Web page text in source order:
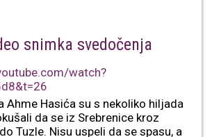
snimka svedočenja
watch?
Ahme Hasića su s nekoliko hiljada
da se iz Srebrenice kroz
Tuzle. Nisu uspeli da se spasu, a